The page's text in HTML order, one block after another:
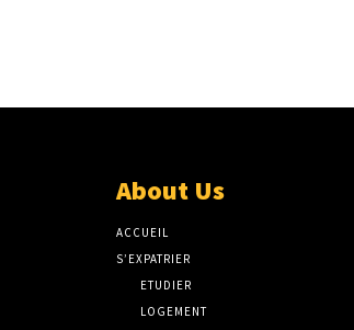
About Us
ACCUEIL
S’EXPATRIER
ETUDIER
LOGEMENT